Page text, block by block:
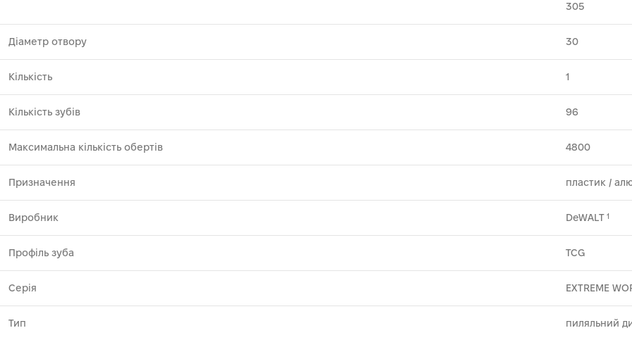
305
Діаметр отвору 30
Кількість 1
Кількість зубів 96
Максимальна кількість обертів 4800
Призначення пластик ⁄
Виробник DeWALT 1
Профіль зуба TCG
Серія EXTREME
Тип пиляльний